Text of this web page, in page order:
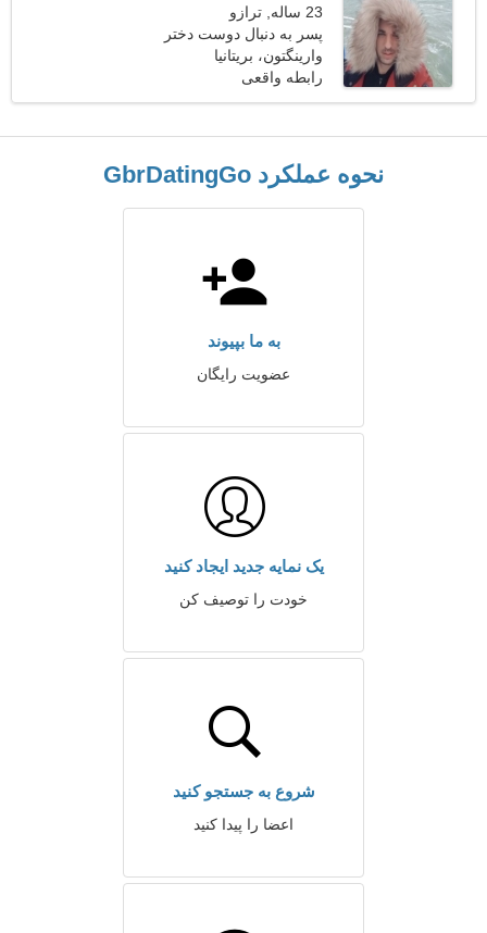
23 ساله, ترازو
پسر به دنبال دوست دختر
است
وارینگتون، بریتانیا
رابطه واقعی
نحوه عملکرد GbrDatingGo
به ما بپیوند
عضویت رایگان
یک نمایه جدید ایجاد کنید
خودت را توصیف کن
شروع به جستجو کنید
اعضا را پیدا کنید